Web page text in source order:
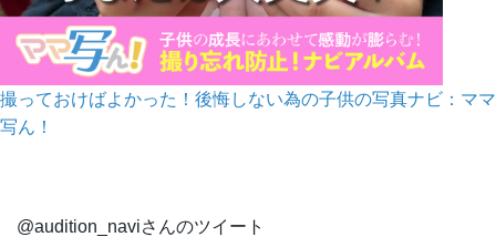
撮っておけばよかった！後悔しない為の子供の写真ナビ：ママ
写ん！
@audition_naviさんのツイート